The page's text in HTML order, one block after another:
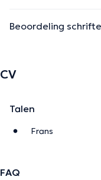
Beoordeling
CV
Talen
Frans
FAQ